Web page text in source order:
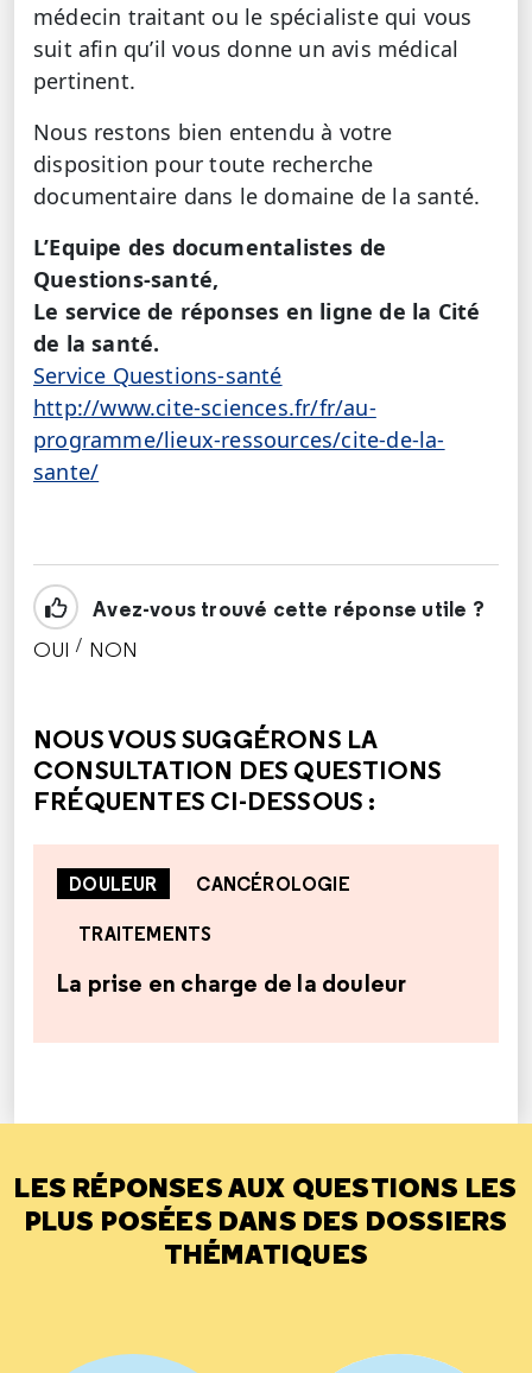
médecin traitant ou le spécialiste qui vous
suit afin qu’il vous donne un avis médical
pertinent.
Nous restons bien entendu à votre
disposition pour toute recherche
documentaire dans le domaine de la santé.
L’Equipe des documentalistes de
Questions-santé,
Le service de réponses en ligne de la Cité
de la santé.
Service Questions-santé
http://www.cite-sciences.fr/fr/au-
programme/lieux-ressources/cite-de-la-
sante/
Avez-vous trouvé cette réponse utile ?
OUI / NON
NOUS VOUS SUGGÉRONS LA
CONSULTATION DES QUESTIONS
FRÉQUENTES CI-DESSOUS :
DOULEUR CANCÉROLOGIE
TRAITEMENTS
La prise en charge de la douleur
LES RÉPONSES AUX QUESTIONS LES
PLUS POSÉES DANS DES DOSSIERS
THÉMATIQUES